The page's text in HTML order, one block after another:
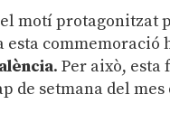
el motí
esta
. Per això, esta
de setmana del mes